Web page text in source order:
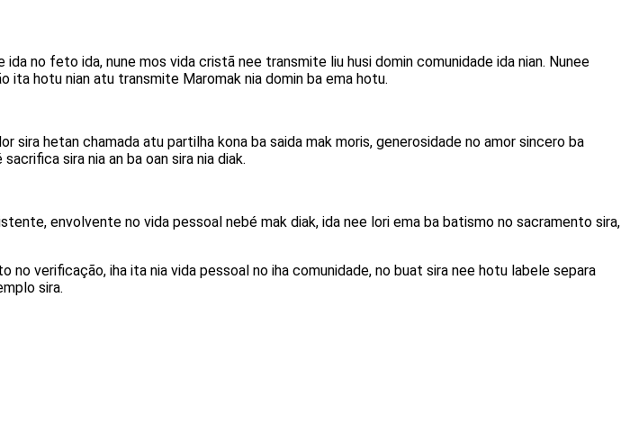
no feto ida, nune mos vida cristã nee transmite liu husi domin comunidade ida nian. Nunee
ita hotu nian atu transmite Maromak nia domin ba ema hotu.
hetan chamada atu partilha kona ba saida mak moris, generosidade no amor sincero ba
sira nia an ba oan sira nia diak.
envolvente no vida pessoal nebé mak diak, ida nee lori ema ba batismo no sacramento sira,
verificação, iha ita nia vida pessoal no iha comunidade, no buat sira nee hotu labele separa
sira.